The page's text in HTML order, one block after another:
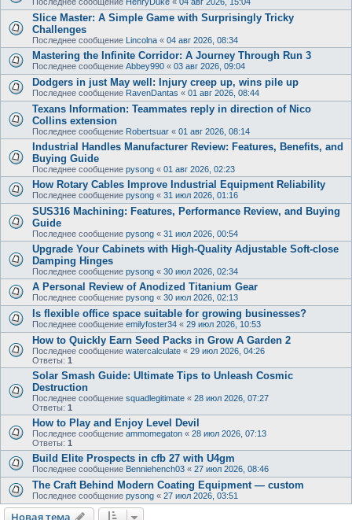
Slice Master: A Simple Game with Surprisingly Tricky
Challenges
Последнее сообщение Lincolna « 04 авг 2026, 08:34
Mastering the Infinite Corridor: A Journey Through Run 3
Последнее сообщение Abbey990 « 03 авг 2026, 09:04
Dodgers in just May well: Injury creep up, wins pile up
Последнее сообщение RavenDantas « 01 авг 2026, 08:44
Texans Information: Teammates reply in direction of Nico
Collins extension
Последнее сообщение Robertsuar « 01 авг 2026, 08:14
Industrial Handles Manufacturer Review: Features, Benefits, and
Buying Guide
Последнее сообщение pysong « 01 авг 2026, 02:23
How Rotary Cables Improve Industrial Equipment Reliability
Последнее сообщение pysong « 31 июл 2026, 01:16
SUS316 Machining: Features, Performance Review, and Buying
Guide
Последнее сообщение pysong « 31 июл 2026, 00:54
Upgrade Your Cabinets with High-Quality Adjustable Soft-close
Damping Hinges
Последнее сообщение pysong « 30 июл 2026, 02:34
A Personal Review of Anodized Titanium Gear
Последнее сообщение pysong « 30 июл 2026, 02:13
Is flexible office space suitable for growing businesses?
Последнее сообщение emilyfoster34 « 29 июл 2026, 10:53
How to Quickly Earn Seed Packs in Grow A Garden 2
Последнее сообщение watercalculate « 29 июл 2026, 04:26
Ответы: 1
Solar Smash Guide: Ultimate Tips to Unleash Cosmic
Destruction
Последнее сообщение squadlegitimate « 28 июл 2026, 07:27
Ответы: 1
How to Play and Enjoy Level Devil
Последнее сообщение ammomegaton « 28 июл 2026, 07:13
Ответы: 1
Build Elite Prospects in cfb 27 with U4gm
Последнее сообщение Benniehench03 « 27 июл 2026, 08:46
The Craft Behind Modern Coating Equipment — custom
Последнее сообщение pysong « 27 июл 2026, 03:51
Новая тема